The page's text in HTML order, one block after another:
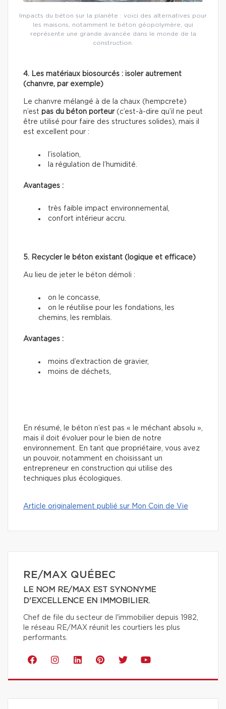
Impacts du béton sur la planète : voici des alternatives pour
les maisons, notamment le béton géopolymère, qui
représente une grande avancée dans le monde de la
construction.
4. Les matériaux biosourcés : isoler autrement
(chanvre, par exemple)
Le chanvre mélangé à de la chaux (hempcrete)
n’est pas du béton porteur (c’est-à-dire qu’il ne peut
être utilisé pour faire des structures solides), mais il
est excellent pour :
l’isolation,
la régulation de l’humidité.
Avantages :
très faible impact environnemental,
confort intérieur accru.
5. Recycler le béton existant (logique et efficace)
Au lieu de jeter le béton démoli :
on le concasse,
on le réutilise pour les fondations, les
chemins, les remblais.
Avantages :
moins d’extraction de gravier,
moins de déchets,
En résumé, le béton n’est pas « le méchant absolu »,
mais il doit évoluer pour le bien de notre
environnement. En tant que propriétaire, vous avez
un pouvoir, notamment en choisissant un
entrepreneur en construction qui utilise des
techniques plus écologiques.
Article originalement publié sur Mon Coin de Vie
RE/MAX QUÉBEC
LE NOM RE/MAX EST SYNONYME
D'EXCELLENCE EN IMMOBILIER.
Chef de file du secteur de l'immobilier depuis 1982,
le réseau RE/MAX réunit les courtiers les plus
performants.